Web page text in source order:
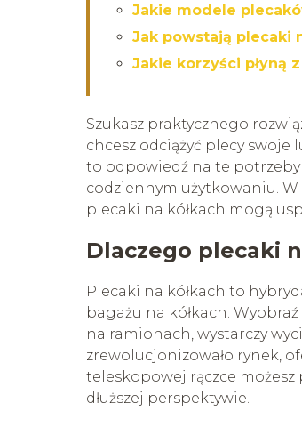
Jakie modele
Jak powstają plecaki
Jakie korzyści płyną
Szukasz praktycznego
chcesz odciążyć plecy
to odpowiedź na te
codziennym użytkowaniu.
plecaki na kółkach mogą
Dlaczego plecaki
Plecaki na kółkach to
bagażu na kółkach.
na ramionach, wystarczy
zrewolucjonizowało rynek,
teleskopowej rączce możesz
dłuższej perspektywie.